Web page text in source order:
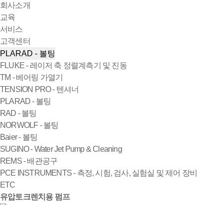
회사소개
교육
서비스
고객센터
PLARAD - 볼팅
FLUKE - 레이저 축 정렬계측기 및 진동
TM - 베어링 가열기
TENSION PRO - 텐셔너
PLARAD - 볼팅
RAD - 볼팅
NORWOLF - 볼팅
Baier - 볼팅
SUGINO - Water Jet Pump & Cleaning
REMS - 배관공구
PCE INSTRUMENTS - 측정, 시험, 검사, 실험실 및 제어 장비
ETC
유압토크렌치용 펌프